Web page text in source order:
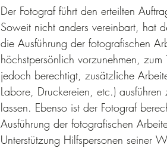
Der Fotograf führt den erteilten
Soweit nicht anders vereinbart, hat
die Ausführung der fotografischen
höchstpersönlich vorzunehmen, zum
jedoch berechtigt, zusätzliche
Labore, Druckereien, etc.) ausführen
lassen. Ebenso ist der Fotograf
Ausführung der fotografischen
Unterstützung Hilfspersonen seiner